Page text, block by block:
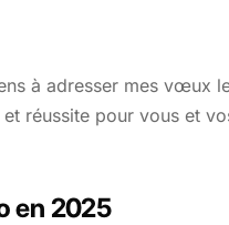
à adresser mes vœux
réussite pour vous et
en 2025